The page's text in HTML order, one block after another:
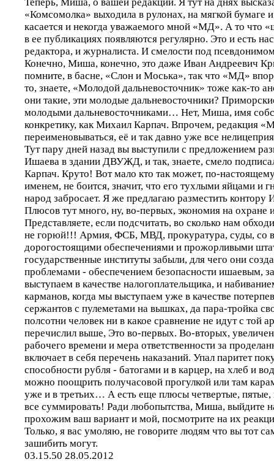
«Комсомолка» выходила в рулонах, на мягкой бумаге и
касается и некогда уважаемого мной «МД». А то что
в ее публикациях появляются регулярно. Это и есть
редактора, и журналиста. И смелости под
Конечно, Миша, конечно, это даже Иван Андреевич
помните, в басне, «Слон и Моська», так что «МД»
то, знаете, «Молодой дальневосточник» тоже как-то
они такие, эти молодые дальневосточники?
молодыми дальневосточниками… Нет, Миша, имя
конкретику, как Михаил Карпач. Впрочем, редакция
переименовываться, её и так давно уже все
Тут пару дней назад вы выступили с предложением
Ишаева в здании ДВУЖД, и так, знаете, смело
Карпач. Круто! Вот мало кто так может, по-
именем, не боится, значит, что его тухлыми яйцами и
народ забросает. Я же предлагаю разместить
Плюсов тут много, ну, во-первых, экономия на охране
Представляете, если подсчитать, во сколько нам
не горюй!!! Армия, ФСБ, МВД, прокуратура, суды, со
дорогостоящими обеспечениями и прожорливыми
государственные институты забыли, для чего они
проблемами - обеспечением безопасности ишаевым,
выступаем в качестве налогоплательщика, и
карманов, когда мы выступаем уже в качестве
сержантов с пулеметами на вышках, да пара-тройка
полсотни человек ни в какое сравнение не идут с той
перечислил выше, Это во-первых. Во-вторых,
рабочего времени и мера ответственности за
включает в себя перечень наказаний. Упал паритет
способности рубля - батогами и в карцер, на хлеб и
можно поощрить получасовой прогулкой или там
уже и в третьих… А есть еще плюсы четвертые, пятые,
все суммировать! Ради любопытства, Миша, выйдите
прохожим ваш вариант и мой, посмотрите на их
Только, я вас умоляю, не говорите людям что вы тот
зашибить могут.
03.15.50 28.05.2012